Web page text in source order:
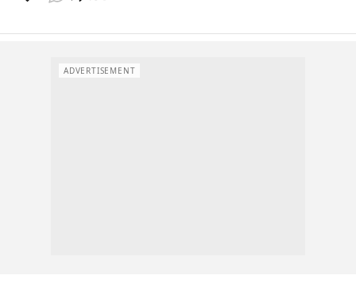
ADVERTISEMENT